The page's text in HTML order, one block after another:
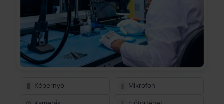
Képernyő Mikrofon